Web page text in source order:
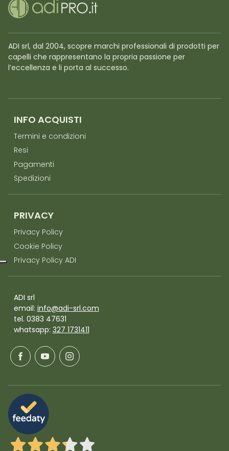
ADI srl, dal 2004, scopre marchi professionali di prodotti per
capelli che rappresentano la propria passione per
l’eccellenza e li porta al successo.
INFO ACQUISTI
Termini e condizioni
Resi
Pagamenti
Spedizioni
PRIVACY
Privacy Policy
Cookie Policy
Privacy Policy ADI
ADI srl
email: info@adi-srl.com
tel. 0383 47631
whatsapp: 327 1731411